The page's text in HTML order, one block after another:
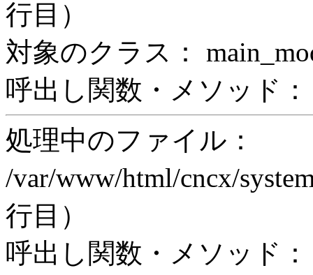
行目）
対象のクラス：
呼出し関数・メソッド：
処理中のファイル：
/var/www/html/cncx/
行目）
呼出し関数・メソッド：